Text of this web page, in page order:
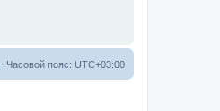
Часовой пояс: UTC+03:00